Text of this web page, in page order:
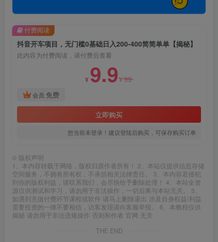
抖音开车项目，无门槛0基础日入200-400简简单单【揭秘】
此内容为付费阅读，请付费后查看
¥ 9.9¥99
会员 免费
立即购买
您当前未登录！建议登陆后购买，可保存购买订单
付费阅读
© 版权声明
1、本内容转载于网络，版权归原作者所有！ 2、本站仅提供信息存储
空间服务，不拥有所有权，不承担相关法律责任。 3、本内容若侵犯
到你的版权利益，请联系我们，会尽快给予删除处理！ 4、本站全资
源仅供测试和学习，请勿用于非法操作，一切后果与本站无关。 5、
如遇到充值付费环节课程或软件 请马上删除退出 涉及自身权益/利益
需要投资的一律不要相信，访客发现请向客服举报。 6、本教程仅供
揭秘 请勿用于非法违规操作 否则和作者 官网 无关
THE END